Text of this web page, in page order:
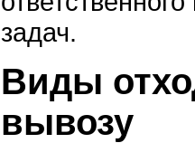
задач.
Виды
вывозу